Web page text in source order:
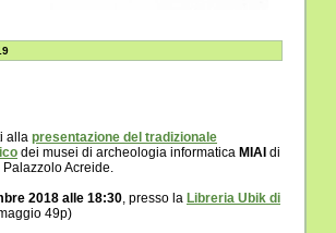
alla presentazione del tradizionale
dei musei di archeologia informatica MIAI di
Palazzolo Acreide.
2018 alle 18:30, presso la Libreria Ubik di
49p)